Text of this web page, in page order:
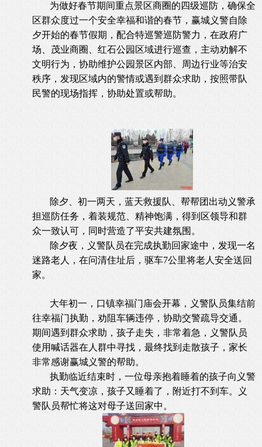
为做好春节期间重点景区商圈的四级巡防，确保全
区群众度过一个安全幸福和谐的春节，赢城义警自除
夕开始的春节假期，配合特巡警巡防警力，在政府广
场、茂业商圈、红石公园区域进行巡查，主动劝解不
文明行为，协助维护公园景区内部、周边行业等治安
秩序，发现区域内的警情或遇到群众求助，按照带队
民警的现场指挥，协助处置或帮助。
除夕、初一两天，蓝天救援队、帮帮团出动义警承
担巡防任务，着装规范、精神饱满，得到区领导和群
众一致认可，同时营造了平安共建氛围。
除夕夜，义警队员在完成执勤回家途中，发现一名
迷路老人，在问清住址后，驱车7公里将老人安全送回
家。
大年初一，口镇幸福门庙会开幕，义警队员集结前
往幸福门执勤，劝阻车辆违停，协助交警疏导交通。
期间遇到群众求助，孩子走失，非常着急，义警队员
使用喊话器在人群中寻找，最终找到走散孩子，家长
非常感谢赢城义警的帮助。
执勤临近结束时，一位母亲抱着睡着的孩子向义警
求助：天气变凉，孩子又睡着了，附近打不到车。义
警队员帮忙将这对母子送回家中。